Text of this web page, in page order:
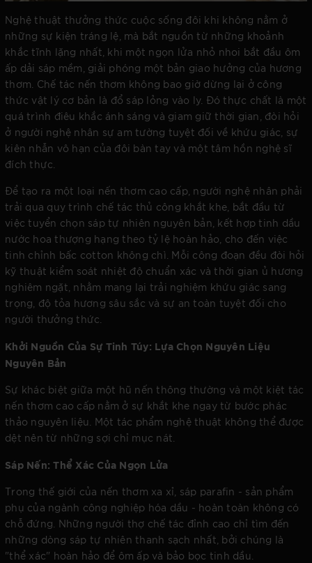
Nghệ thuật thưởng thức cuộc sống đôi khi không nằm ở
những sự kiện tráng lệ, mà bắt nguồn từ những khoảnh
khắc tĩnh lặng nhất, khi một ngọn lửa nhỏ nhoi bắt đầu ôm
ấp dải sáp mềm, giải phóng một bản giao hưởng của hương
thơm. Chế tác nến thơm không bao giờ dừng lại ở công
thức vật lý cơ bản là đổ sáp lỏng vào ly. Đó thực chất là một
quá trình điêu khắc ánh sáng và giam giữ thời gian, đòi hỏi
ở người nghệ nhân sự am tường tuyệt đối về khứu giác, sự
kiên nhẫn vô hạn của đôi bàn tay và một tâm hồn nghệ sĩ
đích thực.
Để tạo ra một loại nến thơm cao cấp, người nghệ nhân phải
trải qua quy trình chế tác thủ công khắt khe, bắt đầu từ
việc tuyển chọn sáp tự nhiên nguyên bản, kết hợp tinh dầu
nước hoa thượng hạng theo tỷ lệ hoàn hảo, cho đến việc
tinh chỉnh bấc cotton không chì. Mỗi công đoạn đều đòi hỏi
kỹ thuật kiểm soát nhiệt độ chuẩn xác và thời gian ủ hương
nghiêm ngặt, nhằm mang lại trải nghiệm khứu giác sang
trọng, độ tỏa hương sâu sắc và sự an toàn tuyệt đối cho
người thưởng thức.
Khởi Nguồn Của Sự Tinh Túy: Lựa Chọn Nguyên Liệu
Nguyên Bản
Sự khác biệt giữa một hũ nến thông thường và một kiệt tác
nến thơm cao cấp nằm ở sự khắt khe ngay từ bước phác
thảo nguyên liệu. Một tác phẩm nghệ thuật không thể được
dệt nên từ những sợi chỉ mục nát.
Sáp Nến: Thể Xác Của Ngọn Lửa
Trong thế giới của nến thơm xa xỉ, sáp parafin - sản phẩm
phụ của ngành công nghiệp hóa dầu - hoàn toàn không có
chỗ đứng. Những người thợ chế tác đỉnh cao chỉ tìm đến
những dòng sáp tự nhiên thanh sạch nhất, bởi chúng là
"thể xác" hoàn hảo để ôm ấp và bảo bọc tinh dầu.